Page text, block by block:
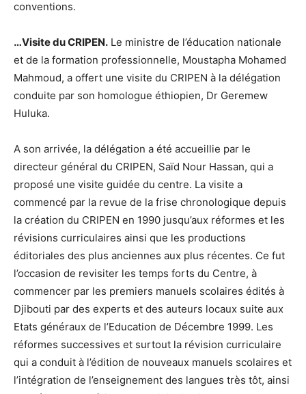
conventions.
…Visite du CRIPEN. Le ministre de l’éducation nationale
et de la formation professionnelle, Moustapha Mohamed
Mahmoud, a offert une visite du CRIPEN à la délégation
conduite par son homologue éthiopien, Dr Geremew
Huluka.
A son arrivée, la délégation a été accueillie par le
directeur général du CRIPEN, Saïd Nour Hassan, qui a
proposé une visite guidée du centre. La visite a
commencé par la revue de la frise chronologique depuis
la création du CRIPEN en 1990 jusqu’aux réformes et les
révisions curriculaires ainsi que les productions
éditoriales des plus anciennes aux plus récentes. Ce fut
l’occasion de revisiter les temps forts du Centre, à
commencer par les premiers manuels scolaires édités à
Djibouti par des experts et des auteurs locaux suite aux
Etats généraux de l’Education de Décembre 1999. Les
réformes successives et surtout la révision curriculaire
qui a conduit à l’édition de nouveaux manuels scolaires et
l’intégration de l’enseignement des langues très tôt, ainsi